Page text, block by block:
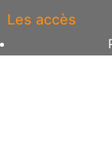
Les accès